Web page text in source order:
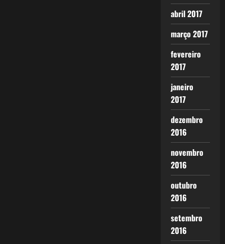
abril 2017
março 2017
fevereiro
2017
janeiro
2017
dezembro
2016
novembro
2016
outubro
2016
setembro
2016